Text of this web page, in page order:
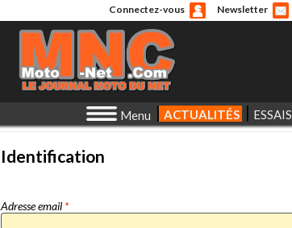
Connectez-vous Newsletter
Menu ACTUALITÉS ESSAIS
Identification
Adresse email *